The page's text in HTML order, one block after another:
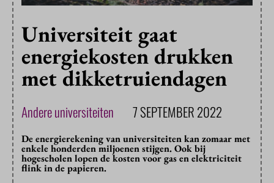
Universiteit gaat
energiekosten drukken
met dikketruiendagen
Andere universiteiten 7 SEPTEMBER 2022
De energierekening van universiteiten kan zomaar met
enkele honderden miljoenen stijgen. Ook bij
hogescholen lopen de kosten voor gas en elektriciteit
flink in de papieren.